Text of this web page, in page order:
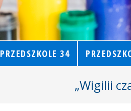
PRZEDSZKOLE 34
„Wigilii